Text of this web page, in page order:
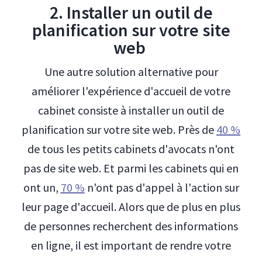
2. Installer un outil de
planification sur votre site
web
Une autre solution alternative pour
améliorer l'expérience d'accueil de votre
cabinet consiste à installer un outil de
planification sur votre site web. Près de 40 %
de tous les petits cabinets d'avocats n'ont
pas de site web. Et parmi les cabinets qui en
ont un, 70 % n'ont pas d'appel à l'action sur
leur page d'accueil. Alors que de plus en plus
de personnes recherchent des informations
en ligne, il est important de rendre votre